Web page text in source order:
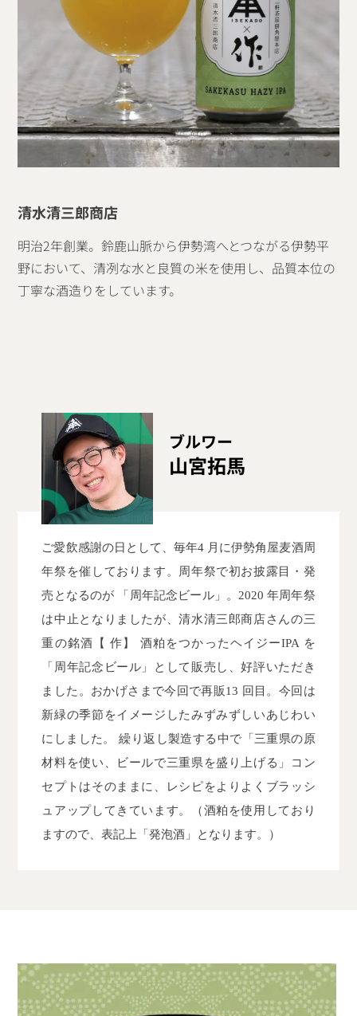
清水清三郎商店
明治2年創業。鈴鹿山脈から伊勢湾へとつながる伊勢平
野において、清冽な水と良質の米を使用し、品質本位の
丁寧な酒造りをしています。
ブルワー
山宮拓馬
ご愛飲感謝の日として、毎年4 月に伊勢角屋麦酒周
年祭を催しております。周年祭で初お披露目・発
売となるのが 「周年記念ビール」。2020 年周年祭
は中止となりましたが、清水清三郎商店さんの三
重の銘酒【 作】 酒粕をつかったヘイジーIPA を
「周年記念ビール」として販売し、好評いただき
ました。おかげさまで今回で再販13 回目。今回は
新緑の季節をイメージしたみずみずしいあじわい
にしました。 繰り返し製造する中で「三重県の原
材料を使い、ビールで三重県を盛り上げる」コン
セプトはそのままに、レシピをよりよくブラッシ
ュアップしてきています。（酒粕を使用しており
ますので、表記上「発泡酒」となります。）